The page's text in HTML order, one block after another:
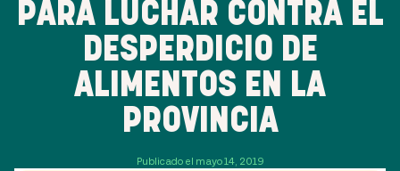
PARA LUCHAR CONTRA EL
DESPERDICIO DE
ALIMENTOS EN LA
PROVINCIA
Publicado el mayo 14, 2019